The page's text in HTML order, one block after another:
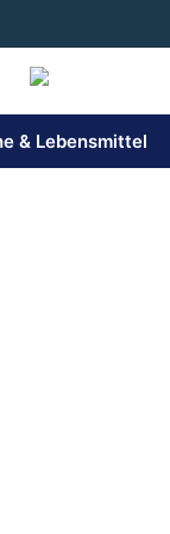
Inhalt
springen
& Lebensmittel